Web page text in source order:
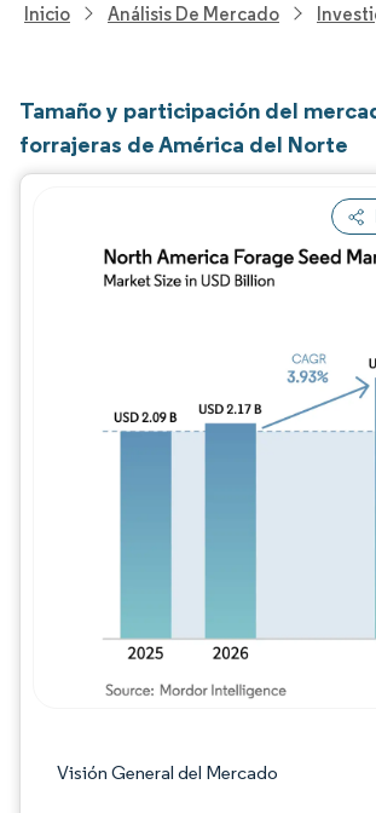
Inicio Análisis De Mercado
Tamaño y participación del
forrajeras de América del Norte
Visión General del Mercado